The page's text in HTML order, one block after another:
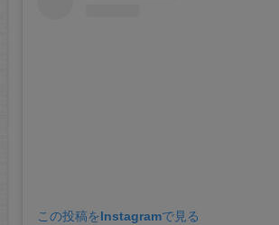
この投稿をInstagramで見る